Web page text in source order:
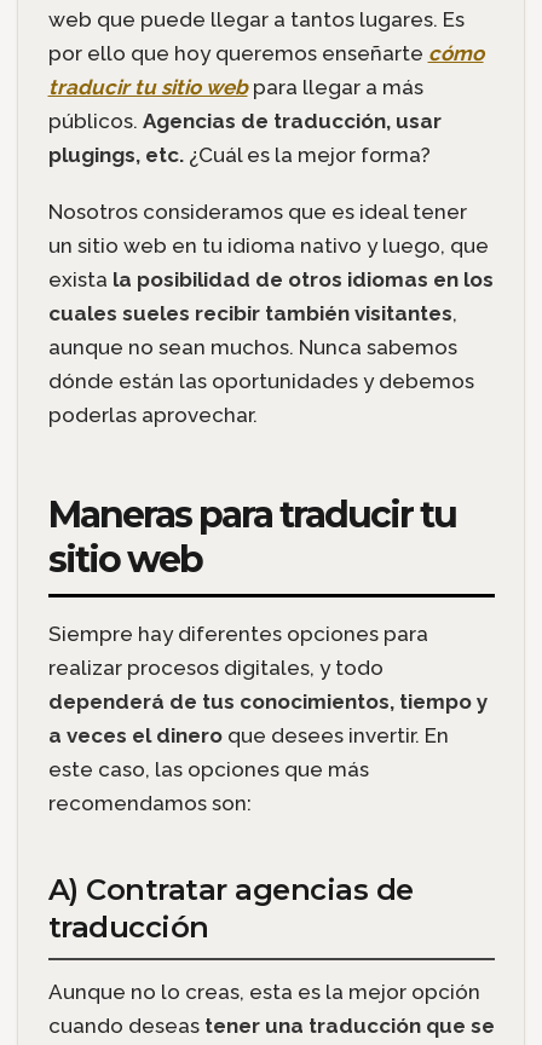
web que puede llegar a tantos lugares. Es
por ello que hoy queremos enseñarte cómo
traducir tu sitio webpara llegar a más
públicos. Agencias de traducción, usar
plugings, etc. ¿Cuál es la mejor forma?
Nosotros consideramos que es ideal tener
un sitio web en tu idioma nativo y luego, que
exista la posibilidad de otros idiomas en los
cuales sueles recibir también visitantes,
aunque no sean muchos. Nunca sabemos
dónde están las oportunidades y debemos
poderlas aprovechar.
Maneras para traducir tu
sitio web
Siempre hay diferentes opciones para
realizar procesos digitales, y todo
dependerá de tus conocimientos, tiempo y
a veces el dineroque desees invertir. En
este caso, las opciones que más
recomendamos son:
A) Contratar agencias de
traducción
Aunque no lo creas, esta es la mejor opción
cuando deseastener una traducción que se